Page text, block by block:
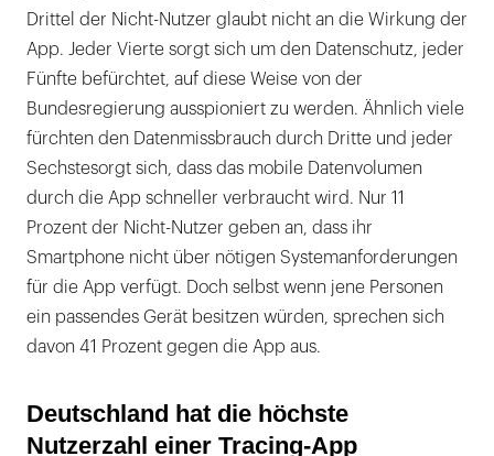
Drittel der Nicht-Nutzer glaubt nicht an die Wirkung der
App. Jeder Vierte sorgt sich um den Datenschutz, jeder
Fünfte befürchtet, auf diese Weise von der
Bundesregierung ausspioniert zu werden. Ähnlich viele
fürchten den Datenmissbrauch durch Dritte und jeder
Sechstesorgt sich, dass das mobile Datenvolumen
durch die App schneller verbraucht wird. Nur 11
Prozent der Nicht-Nutzer geben an, dass ihr
Smartphone nicht über nötigen Systemanforderungen
für die App verfügt. Doch selbst wenn jene Personen
ein passendes Gerät besitzen würden, sprechen sich
davon 41 Prozent gegen die App aus.
Deutschland hat die höchste
Nutzerzahl einer Tracing-App